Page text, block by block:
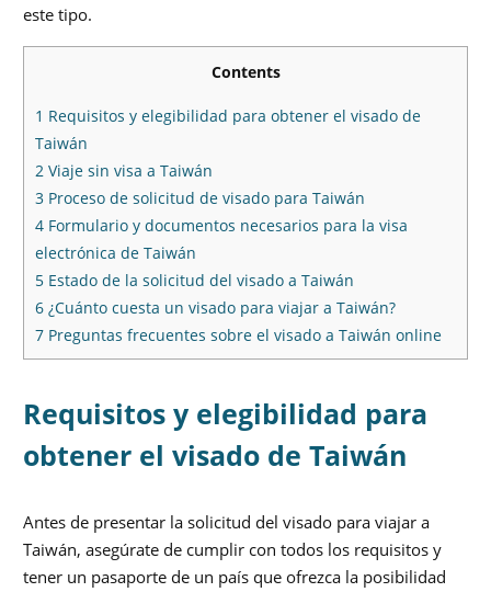
este tipo.
Contents
1 Requisitos y elegibilidad para obtener el visado de
Taiwán
2 Viaje sin visa a Taiwán
3 Proceso de solicitud de visado para Taiwán
4 Formulario y documentos necesarios para la visa
electrónica de Taiwán
5 Estado de la solicitud del visado a Taiwán
6 ¿Cuánto cuesta un visado para viajar a Taiwán?
7 Preguntas frecuentes sobre el visado a Taiwán online
Requisitos y elegibilidad para
obtener el visado de Taiwán
Antes de presentar la solicitud del visado para viajar a
Taiwán, asegúrate de cumplir con todos los requisitos y
tener un pasaporte de un país que ofrezca la posibilidad